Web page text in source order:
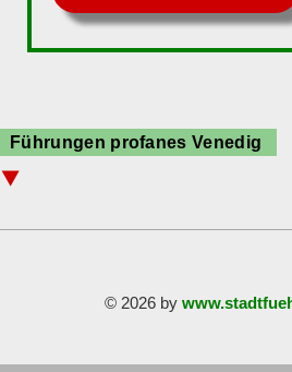
Führungen profanes Venedig
⯆
Dogenpalast© 2026 by